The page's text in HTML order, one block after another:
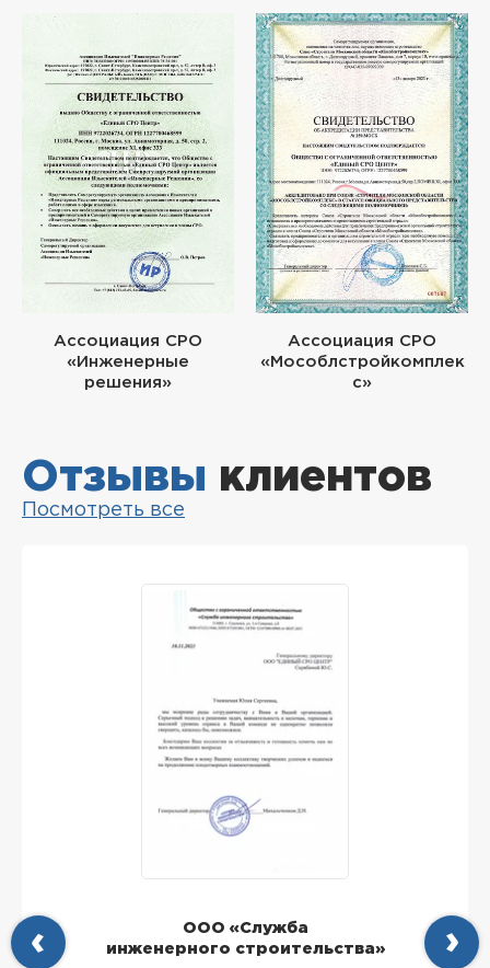
Ассоциация СРО
«Инженерные
решения»
Ассоциация СРО
«Мособлстройкомплек
с»
Отзывы клиентов
Посмотреть все
ООО «Служба
инженерного строительства»